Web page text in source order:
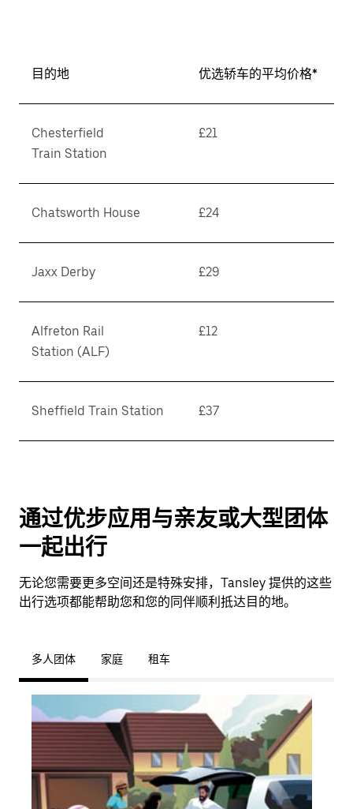
目的地 优选轿车的平均价格*
Chesterfield
Train Station
£21
Chatsworth House £24
Jaxx Derby £29
Alfreton Rail
Station (ALF)
£12
Sheffield Train Station £37
通过优步应用与亲友或大型团体
一起出行
无论您需要更多空间还是特殊安排，Tansley 提供的这些
出行选项都能帮助您和您的同伴顺利抵达目的地。
多人团体 家庭 租车